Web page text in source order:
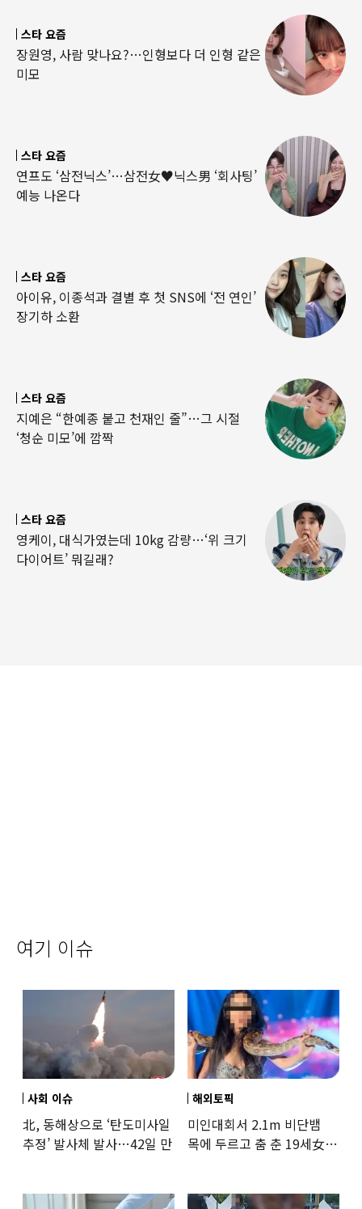
스타 요즘
장원영, 사람 맞나요?…인형보다 더 인형 같은
미모
스타 요즘
연프도 ‘삼전닉스’…삼전女♥닉스男 ‘회사팅’
예능 나온다
스타 요즘
아이유, 이종석과 결별 후 첫 SNS에 ‘전 연인’
장기하 소환
스타 요즘
지예은 “한예종 붙고 천재인 줄”…그 시절
‘청순 미모’에 깜짝
스타 요즘
영케이, 대식가였는데 10kg 감량…‘위 크기
다이어트’ 뭐길래?
여기 이슈
사회 이슈
北, 동해상으로 ‘탄도미사일
추정’ 발사체 발사…42일 만
해외토픽
미인대회서 2.1m 비단뱀
목에 두르고 춤 춘 19세女